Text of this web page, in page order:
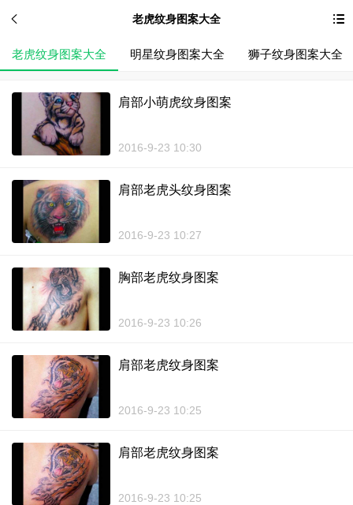
老虎纹身图案大全
老虎纹身图案大全 明星纹身图案大全 狮子纹身图案大全
肩部小萌虎纹身图案
2016-9-23 10:30
肩部老虎头纹身图案
2016-9-23 10:27
胸部老虎纹身图案
2016-9-23 10:26
肩部老虎纹身图案
2016-9-23 10:25
肩部老虎纹身图案
2016-9-23 10:25